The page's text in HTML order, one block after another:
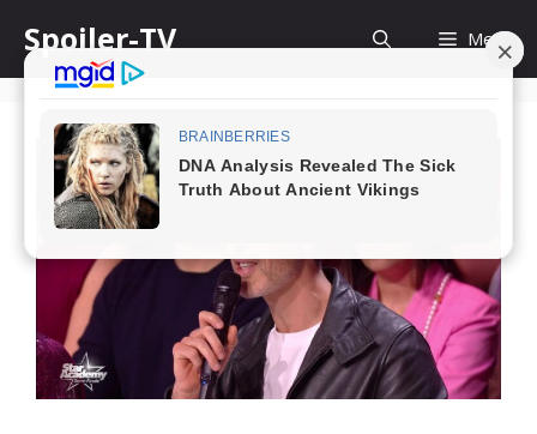
content
Spoiler-TV Menu